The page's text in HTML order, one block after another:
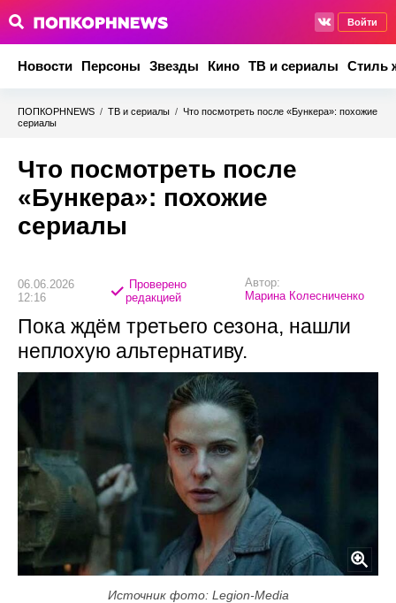
Войти
Новости Персоны Звезды Кино ТВ и сериалы Стиль
ПОПКОРНNEWS / ТВ и сериалы / Что посмотреть после «Бункера»: похожие
сериалы
Что посмотреть после
«Бункера»: похожие
сериалы
06.06.2026
12:16
Проверено
редакцией
Автор:
Марина Колесниченко
Пока ждём третьего сезона, нашли
неплохую альтернативу.
Источник фото: Legion-Media